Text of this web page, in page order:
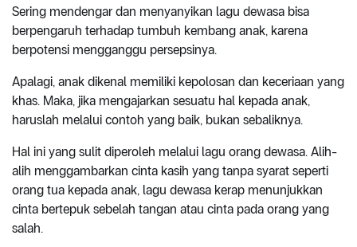
Sering mendengar dan menyanyikan lagu dewasa bisa
berpengaruh terhadap tumbuh kembang anak, karena
berpotensi mengganggu persepsinya.
Apalagi, anak dikenal memiliki kepolosan dan keceriaan yang
khas. Maka, jika mengajarkan sesuatu hal kepada anak,
haruslah melalui contoh yang baik, bukan sebaliknya.
Hal ini yang sulit diperoleh melalui lagu orang dewasa. Alih-
alih menggambarkan cinta kasih yang tanpa syarat seperti
orang tua kepada anak, lagu dewasa kerap menunjukkan
cinta bertepuk sebelah tangan atau cinta pada orang yang
salah.